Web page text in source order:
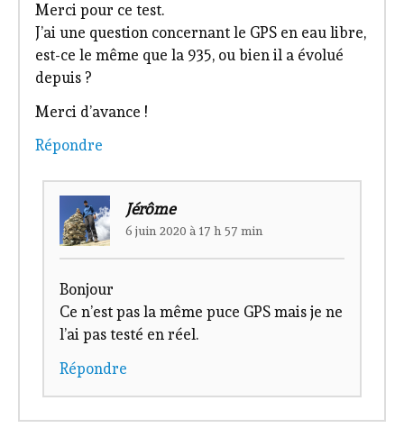
Merci pour ce test.
J’ai une question concernant le GPS en eau libre,
est-ce le même que la 935, ou bien il a évolué
depuis ?
Merci d’avance !
Répondre
Jérôme
6 juin 2020 à 17 h 57 min
Bonjour
Ce n’est pas la même puce GPS mais je ne
l’ai pas testé en réel.
Répondre